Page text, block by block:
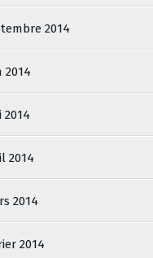
2014
2014
2014
2014
2014
2014